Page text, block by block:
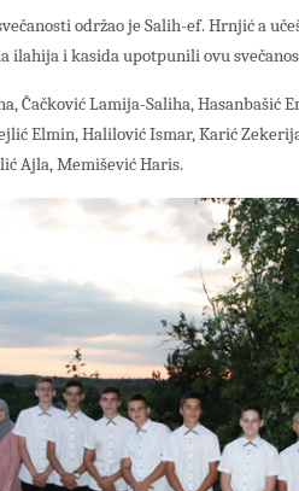
održao je Salih-ef. Hrnjić a
ilahija i kasida upotpunili ovu
Čačković Lamija-Saliha, Hasanbašić
Elmin, Halilović Ismar, Karić
Ajla, Memišević Haris.